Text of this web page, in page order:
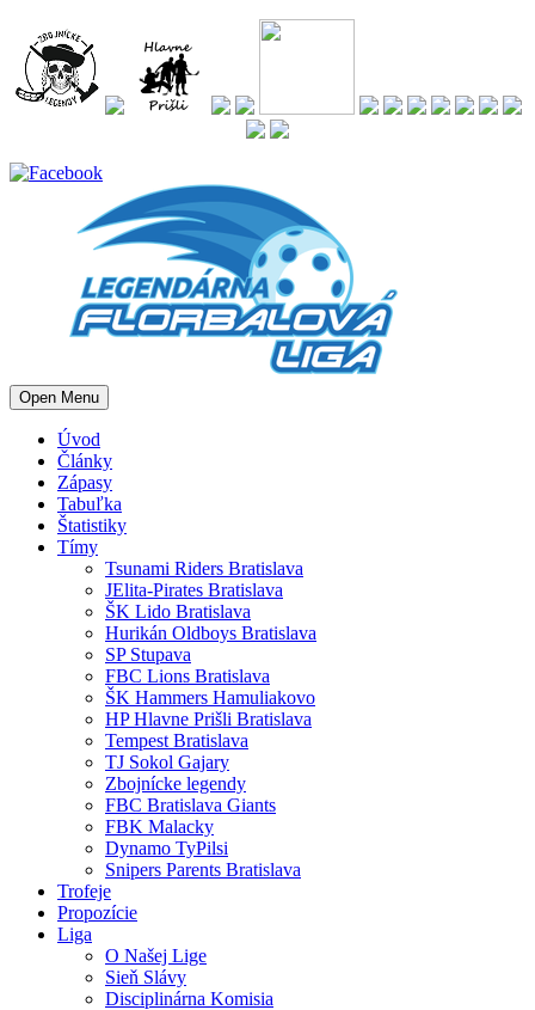
Open Menu
Úvod
Články
Zápasy
Tabuľka
Štatistiky
Tímy
Tsunami Riders Bratislava
JElita-Pirates Bratislava
ŠK Lido Bratislava
Hurikán Oldboys Bratislava
SP Stupava
FBC Lions Bratislava
ŠK Hammers Hamuliakovo
HP Hlavne Prišli Bratislava
Tempest Bratislava
TJ Sokol Gajary
Zbojnícke legendy
FBC Bratislava Giants
FBK Malacky
Dynamo TyPilsi
Snipers Parents Bratislava
Trofeje
Propozície
Liga
O Našej Lige
Sieň Slávy
Disciplinárna Komisia